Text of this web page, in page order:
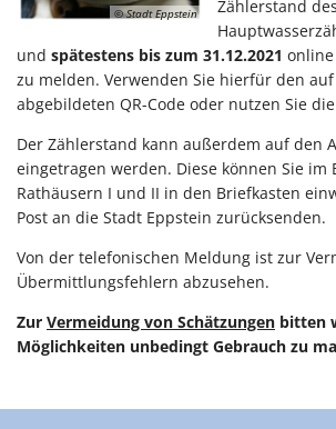
© Stadt Eppstein
Zählerstand des
und spätestens bis zum 31.12.2021
zu melden. Verwenden Sie hierfür den
abgebildeten QR-Code oder nutzen Sie
Der Zählerstand kann außerdem auf den
eingetragen werden. Diese können Sie
Rathäusern I und II in den Briefkasten
Post an die Stadt Eppstein zurücksenden.
Von der telefonischen Meldung ist zur
Übermittlungsfehlern abzusehen.
Zur Vermeidung von Schätzungen bitten
Möglichkeiten unbedingt Gebrauch zu